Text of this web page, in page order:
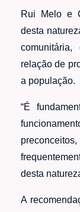
Rui Melo e
desta
relação de
a população.
“É
desta
A